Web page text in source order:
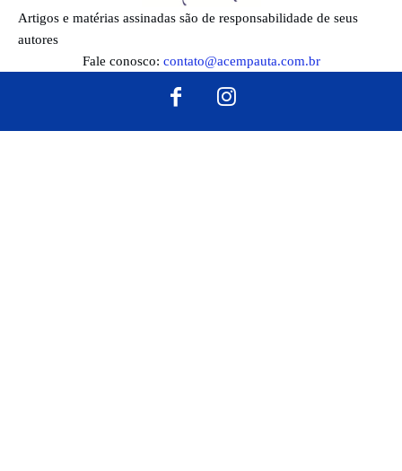
Artigos e matérias assinadas são de responsabilidade de seus
autores
Fale conosco: contato@acempauta.com.br